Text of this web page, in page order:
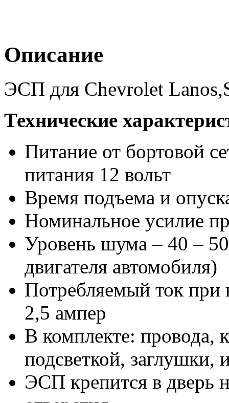
Описание
ЭСП для Chevrolet
Технические
Питание от бортовой
питания 12 вольт
Время подъема и
Номинальное усилие
Уровень шума – 40 –
двигателя автомобиля)
Потребляемый ток при
2,5 ампер
В комплекте: провода,
подсветкой, заглушки,
ЭСП крепится в дверь